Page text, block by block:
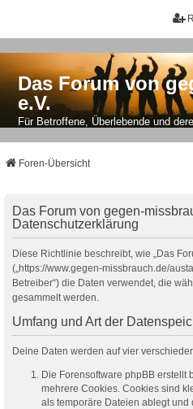
Das Forum von
e.V.
Für Betroffene, Überlebende und
Foren-Übersicht
Das Forum von gegen-
Datenschutzerklärung
Diese Richtlinie beschreibt, wie „Das
(„https://www.gegen-missbrauch.de/
Betreiber“) die Daten verwendet, die
gesammelt werden.
Umfang und Art der
Deine Daten werden auf vier
Die Forensoftware phpBB erstellt
mehrere Cookies. Cookies sind
als temporäre Dateien ablegt